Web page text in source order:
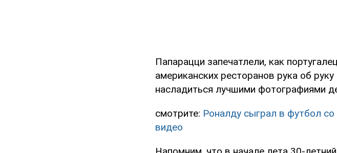
Папарацци запечатлели, как
американских ресторанов рука об
насладиться лучшими фотографиями
смотрите: Роналду сыграл в футбол
видео